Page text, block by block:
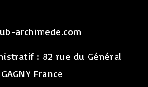
archimede.com
: 82 rue du Général
France